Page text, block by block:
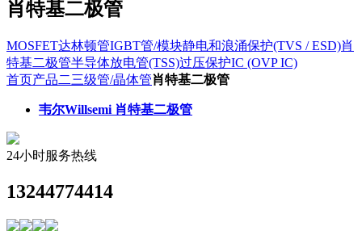
肖特基二极管
MOSFET达林顿管IGBT管/模块静电和浪涌保护(TVS / ESD)肖
特基二极管半导体放电管(TSS)过压保护IC (OVP IC)
首页产品二三级管/晶体管肖特基二极管
韦尔Willsemi 肖特基二极管
24小时服务热线
13244774414